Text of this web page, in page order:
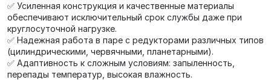
✅ Усиленная конструкция и качественные материалы
обеспечивают исключительный срок службы даже при
круглосуточной нагрузке.
✅ Надежная работа в паре с редукторами различных типов
(цилиндрическими, червячными, планетарными).
✅ Адаптивность к сложным условиям: запыленность,
перепады температур, высокая влажность.